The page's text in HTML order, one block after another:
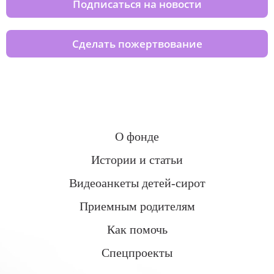
Подписаться на новости
Сделать пожертвование
О фонде
Истории и статьи
Видеоанкеты детей-сирот
Приемным родителям
Как помочь
Спецпроекты